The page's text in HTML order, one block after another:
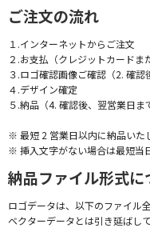
ご注文の流れ
１.インターネットからご注文
２.お支払（クレジットカードま
３.ロゴ確認画像ご確認（2. 確認
４.デザイン確定
５.納品（4. 確認後、翌営業日ま
※ 最短 2 営業日以内に納品いた
※ 挿入文字がない場合は最短当
納品ファイル形式に
ロゴデータは、以下のファイル
ベクターデータとは引き延ばし